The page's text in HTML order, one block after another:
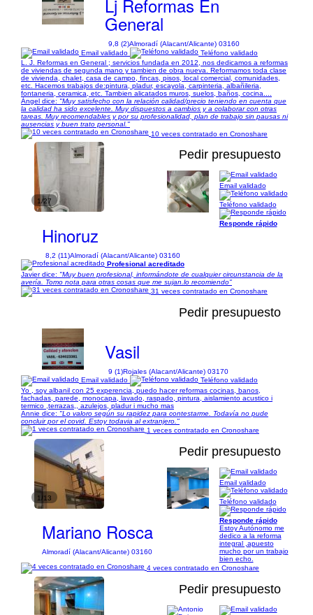
Lj Reformas En
General
9,8 (2)Almoradí (Alacant/Alicante) 03160
Email validado
Teléfono validado
L. J. Reformas en General ; servicios fundada en 2012, nos dedicamos a reformas
de viviendas de segunda mano y tambien de obra nueva. Reformamos toda clase
de vivienda, chalet, casa de campo, fincas, pisos, local comercial, comunidades,
etc. Hacemos trabajos de:pintura, pladur, escayola, carpinteria, albañileria,
fontaneria, ceramica, etc. Tambien alicatados muros, suelos, baños, cocina....
Ángel dice: "Muy satisfecho con la relación calidad/precio teniendo en cuenta que
la calidad ha sido excelente. Muy dispuestos a cambios y a colaborar con otras
tareas. Muy recomendables y por su profesionalidad, plan de trabajo sin pausas ni
ausencias y buen trato personal."
10 veces contratado en Cronoshare
1/27
Pedir presupuesto
Hinoruz
8,2 (11)Almoradí (Alacant/Alicante) 03160
Email validado
Teléfono validado
Responde rápido
Profesional acreditado
Javier dice: "Muy buen profesional, informándote de cualquier circunstancia de la
avería. Tomo nota para otras cosas que me sujan.lo recomiendo"
31 veces contratado en Cronoshare
Pedir presupuesto
Vasil
9 (1)Rojales (Alacant/Alicante) 03170
Email validado
Teléfono validado
Yo , soy albanil con 25 experencia, puedo hacer reformas cocinas, banos,
fachadas, parede, monocapa, lavado, raspado, pintura, aislamiento acustico i
termico ,terrazas,, azulejos, pladur i mucho mas
Annie dice: "Lo valoro según su rapidez para contestarme. Todavía no pude
concluir por el covid. Estoy todavia al extranjero."
1 veces contratado en Cronoshare
1/13
Pedir presupuesto
Mariano Rosca
Almoradí (Alacant/Alicante) 03160
Email validado
Teléfono validado
Responde rápido
Estoy Autónomo me
dedico a la reforma
integral ,apuesto
mucho por un trabajo
bien echo.
4 veces contratado en Cronoshare
Pedir presupuesto